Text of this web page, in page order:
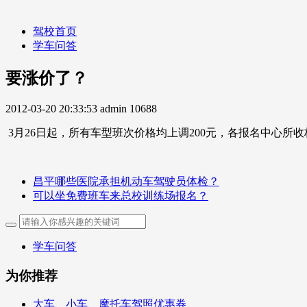
驾校首页
学车问答
要涨价了？
2012-03-20 20:33:53 admin 10688
3月26日起，所有车型班次价格均上调200元，各报名中心所
昌平哪些医院承担机动车驾驶员体检？
可以坐免费班车来总校训练场报名？
学车问答
为你推荐
大车、小车、摩托车驾照优惠券